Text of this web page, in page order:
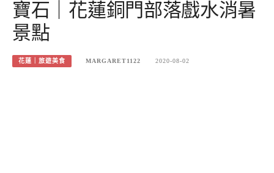
寶石｜花蓮銅門部落戲水消暑
景點
花蓮｜旅遊美食 MARGARET1122 2020-08-02